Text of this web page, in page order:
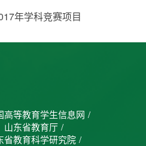
年学科竞赛项目
高等教育学生信息网 /
山东省教育厅 /
省教育科学研究院 /